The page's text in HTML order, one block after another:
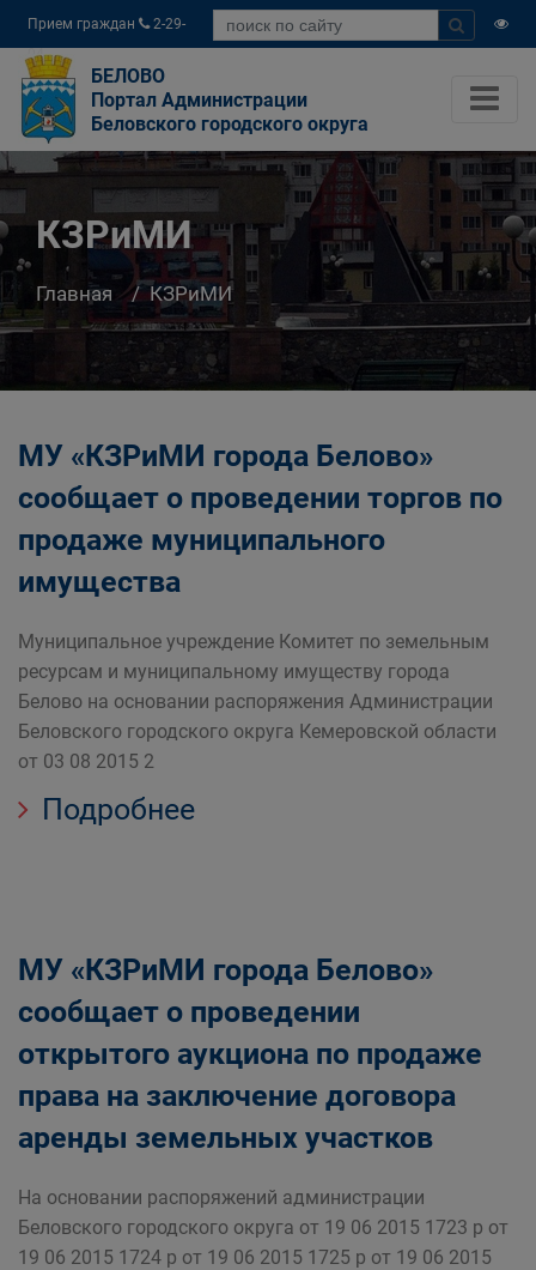
Прием граждан
2-29-
04
БЕЛОВО
Портал Администрации
Беловского городского округа
КЗРиМИ
Главная КЗРиМИ
МУ «КЗРиМИ города Белово»
сообщает о проведении торгов по
продаже муниципального
имущества
Муниципальное учреждение Комитет по земельным
ресурсам и муниципальному имуществу города
Белово на основании распоряжения Администрации
Беловского городского округа Кемеровской области
от 03 08 2015 2
Подробнее
МУ «КЗРиМИ города Белово»
сообщает о проведении
открытого аукциона по продаже
права на заключение договора
аренды земельных участков
На основании распоряжений администрации
Беловского городского округа от 19 06 2015 1723 р от
19 06 2015 1724 р от 19 06 2015 1725 р от 19 06 2015